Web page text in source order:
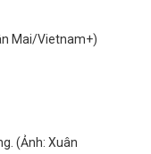
Mai/Vietnam+)
(Ảnh: Xuân